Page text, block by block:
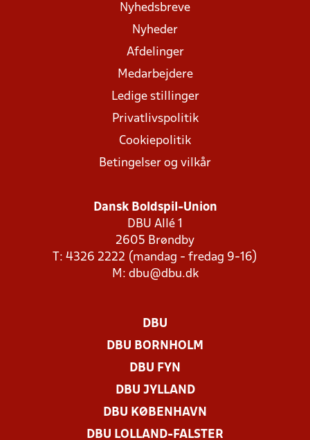
Nyhedsbreve
Nyheder
Afdelinger
Medarbejdere
Ledige stillinger
Privatlivspolitik
Cookiepolitik
Betingelser og vilkår
Dansk Boldspil-Union
DBU Allé 1
2605 Brøndby
T: 4326 2222 (mandag - fredag 9-16)
M: dbu@dbu.dk
DBU
DBU BORNHOLM
DBU FYN
DBU JYLLAND
DBU KØBENHAVN
DBU LOLLAND-FALSTER